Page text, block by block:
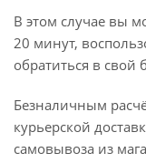
В этом случае вы
20 минут,
обратиться в свой
Безналичным
курьерской
самовывоза из